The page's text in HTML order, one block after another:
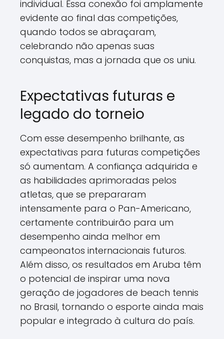
individual. Essa conexão foi amplamente
evidente ao final das competições,
quando todos se abraçaram,
celebrando não apenas suas
conquistas, mas a jornada que os uniu.
Expectativas futuras e
legado do torneio
Com esse desempenho brilhante, as
expectativas para futuras competições
só aumentam. A confiança adquirida e
as habilidades aprimoradas pelos
atletas, que se prepararam
intensamente para o Pan-Americano,
certamente contribuirão para um
desempenho ainda melhor em
campeonatos internacionais futuros.
Além disso, os resultados em Aruba têm
o potencial de inspirar uma nova
geração de jogadores de beach tennis
no Brasil, tornando o esporte ainda mais
popular e integrado à cultura do país.